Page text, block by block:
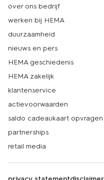
over ons bedrijf
werken bij HEMA
duurzaamheid
nieuws en pers
HEMA geschiedenis
HEMA zakelijk
klantenservice
actievoorwaarden
saldo cadeaukaart opvragen
partnerships
retail media